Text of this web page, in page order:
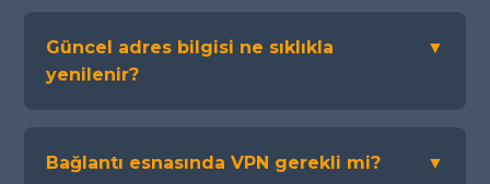
Güncel adres bilgisi ne sıklıkla
yenilenir?
▼
Bağlantı esnasında VPN gerekli mi? ▼